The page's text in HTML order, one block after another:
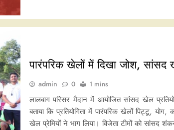
पारंपरिक खेलों में दिखा जोश, सांसद
admin 0 1 mins
लालबाग परिसर मैदान में आयोजित सांसद खेल
बताया कि प्रतियोगिता में पारंपरिक खेलों पिट्टू,
खेल प्रेमियों ने भाग लिया। विजेता टीमों को सांसद